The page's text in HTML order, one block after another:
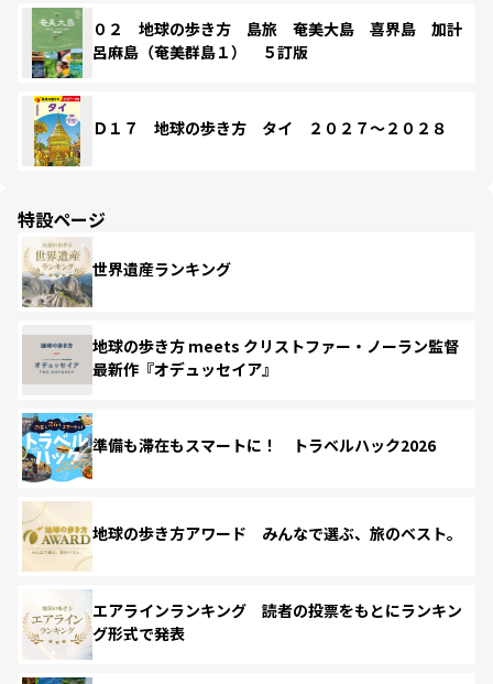
０２ 地球の歩き方 島旅 奄美大島 喜界島 加計
呂麻島（奄美群島１） ５訂版
Ｄ１７ 地球の歩き方 タイ ２０２７～２０２８
特設ページ
世界遺産ランキング
地球の歩き方 meets クリストファー・ノーラン監督
最新作『オデュッセイア』
準備も滞在もスマートに！ トラベルハック2026
地球の歩き方アワード みんなで選ぶ、旅のベスト。
エアラインランキング 読者の投票をもとにランキン
グ形式で発表